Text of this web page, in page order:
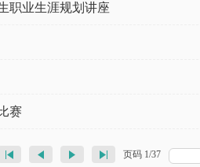
职业生涯规划讲座
赛
页码 1/37